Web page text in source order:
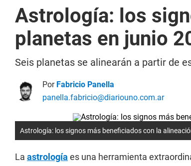
Astrología: los
planetas en junio
Seis planetas se alinearán a partir de
Por Fabricio Panella
panella.fabricio@diariouno.com.ar
Astrología: los signos más beneficiados con la
La astrología es una herramienta